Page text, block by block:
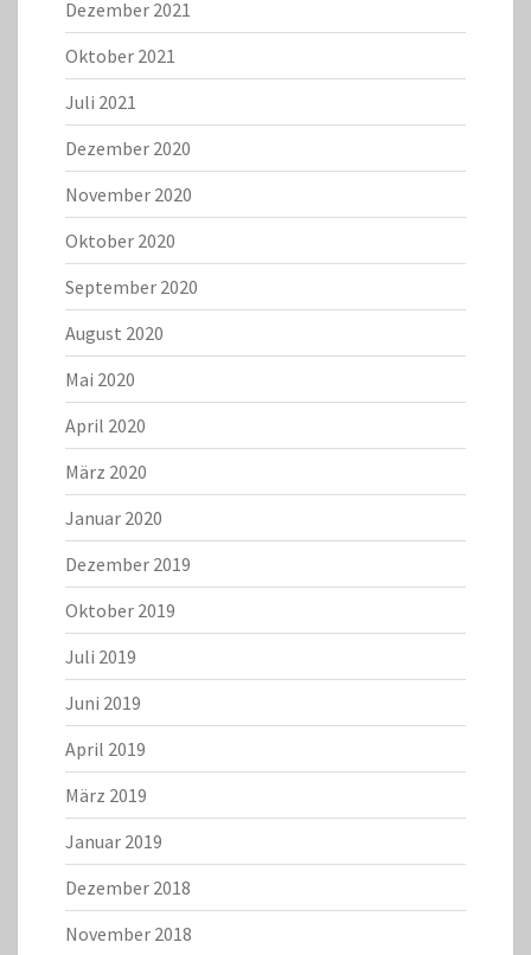
Dezember 2021
Oktober 2021
Juli 2021
Dezember 2020
November 2020
Oktober 2020
September 2020
August 2020
Mai 2020
April 2020
März 2020
Januar 2020
Dezember 2019
Oktober 2019
Juli 2019
Juni 2019
April 2019
März 2019
Januar 2019
Dezember 2018
November 2018